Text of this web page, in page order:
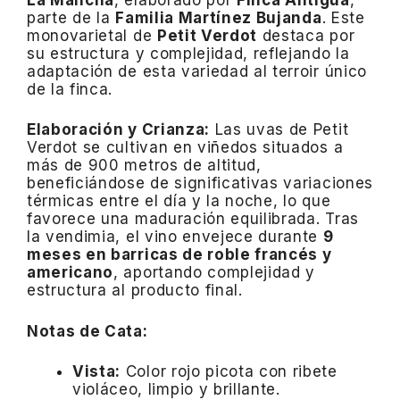
parte de la Familia Martínez Bujanda. Este
monovarietal de Petit Verdot destaca por
su estructura y complejidad, reflejando la
adaptación de esta variedad al terroir único
de la finca.
Elaboración y Crianza: Las uvas de Petit
Verdot se cultivan en viñedos situados a
más de 900 metros de altitud,
beneficiándose de significativas variaciones
térmicas entre el día y la noche, lo que
favorece una maduración equilibrada. Tras
la vendimia, el vino envejece durante 9
meses en barricas de roble francés y
americano, aportando complejidad y
estructura al producto final.
Notas de Cata:
Vista: Color rojo picota con ribete
violáceo, limpio y brillante.